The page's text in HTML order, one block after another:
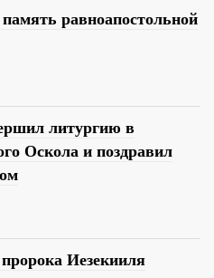
равноапостольной
литургию в
Оскола и поздравил
Иезекииля